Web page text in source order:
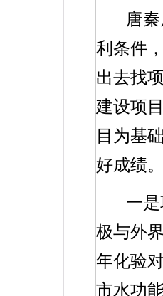
唐
利条件
出去找
建设项
目为基
好成绩。
一
极与外
年化验
市水功